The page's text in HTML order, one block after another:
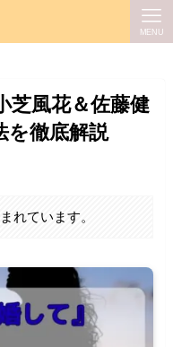
MENU
芝風花＆佐藤健
を徹底解説
れています。